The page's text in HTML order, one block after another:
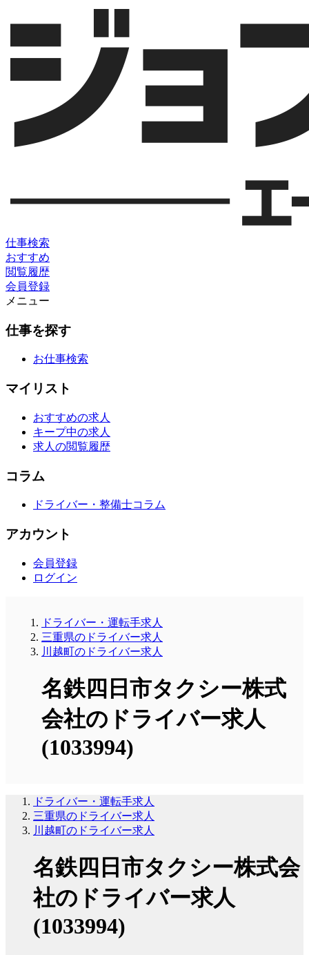
仕事検索
おすすめ
閲覧履歴
会員登録
メニュー
仕事を探す
お仕事検索
マイリスト
おすすめの求人
キープ中の求人
求人の閲覧履歴
コラム
ドライバー・整備士コラム
アカウント
会員登録
ログイン
ドライバー・運転手求人
三重県のドライバー求人
川越町のドライバー求人
名鉄四日市タクシー株式
会社のドライバー求人
(1033994)
ドライバー・運転手求人
三重県のドライバー求人
川越町のドライバー求人
名鉄四日市タクシー株式会
社のドライバー求人
(1033994)